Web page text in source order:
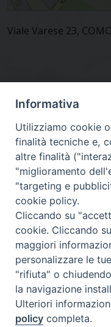
Viale Varese 23,
di
Diocesi di
Informativa
Utilizziamo cookie
finalità tecniche e,
altre finalità
"miglioramento
"targeting e
cookie policy.
Cliccando su
cookie. Cliccando
maggiori
personalizzare le
"rifiuta" o
la navigazione
Ulteriori
policy completa.